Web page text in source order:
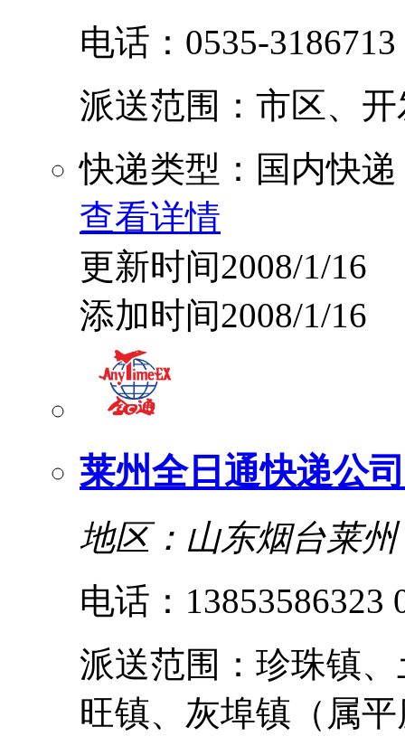
电话：0535-3186713
派送范围：市区、
快递类型：国内快递
查看详情
更新时间2008/1/16
添加时间2008/1/16
莱州全日通快递公司
地区：山东烟台莱州
电话：13853586323
派送范围：珍珠镇
旺镇、灰埠镇（属